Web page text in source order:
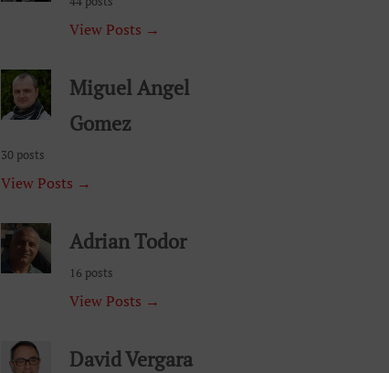
View Posts →
Miguel Angel
Gomez
30 posts
View Posts →
Adrian Todor
16 posts
View Posts →
David Vergara